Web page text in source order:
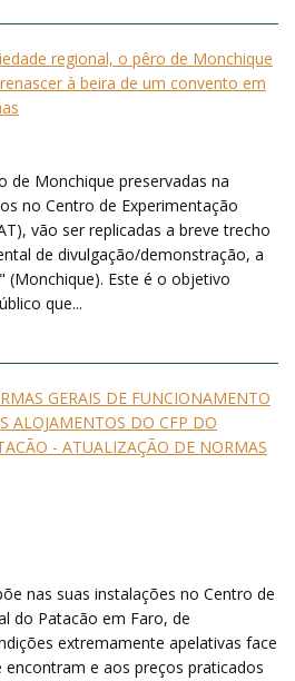
regional, o pêro de Monchique
à beira de um convento em
de Monchique preservadas na
no Centro de Experimentação
vão ser replicadas a breve trecho
de divulgação/demonstração, a
(Monchique). Este é o objetivo
que...
GERAIS DE FUNCIONAMENTO
ALOJAMENTOS DO CFP DO
- ATUALIZAÇÃO DE NORMAS
nas suas instalações no Centro de
do Patacão em Faro, de
extremamente apelativas face
encontram e aos preços praticados